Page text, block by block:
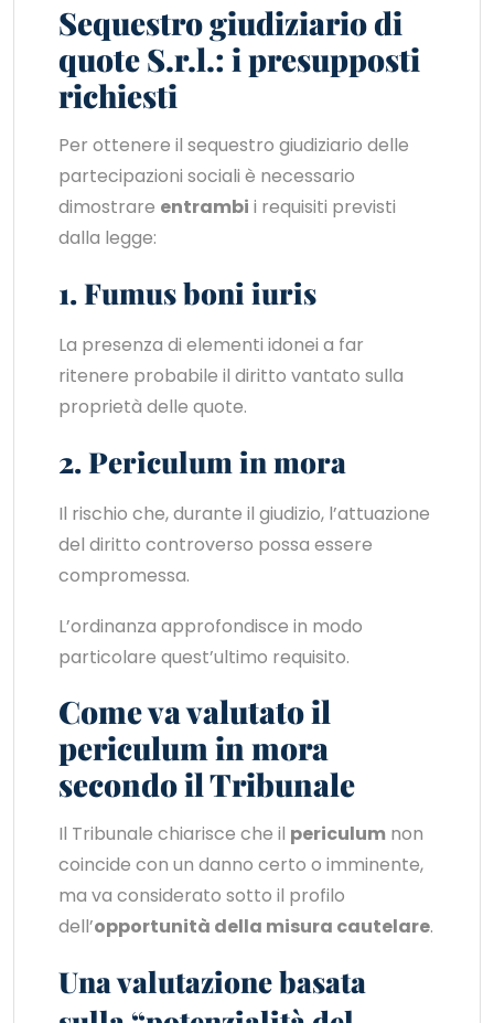
Sequestro giudiziario di
quote S.r.l.: i presupposti
richiesti
Per ottenere il sequestro giudiziario delle
partecipazioni sociali è necessario
dimostrare entrambi i requisiti previsti
dalla legge:
1. Fumus boni iuris
La presenza di elementi idonei a far
ritenere probabile il diritto vantato sulla
proprietà delle quote.
2. Periculum in mora
Il rischio che, durante il giudizio, l’attuazione
del diritto controverso possa essere
compromessa.
L’ordinanza approfondisce in modo
particolare quest’ultimo requisito.
Come va valutato il
periculum in mora
secondo il Tribunale
Il Tribunale chiarisce che il periculum non
coincide con un danno certo o imminente,
ma va considerato sotto il profilo
dell’opportunità della misura cautelare.
Una valutazione basata